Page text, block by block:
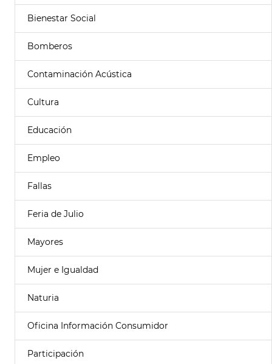
Bienestar Social
Bomberos
Contaminación Acústica
Cultura
Educación
Empleo
Fallas
Feria de Julio
Mayores
Mujer e Igualdad
Naturia
Oficina Información Consumidor
Participación